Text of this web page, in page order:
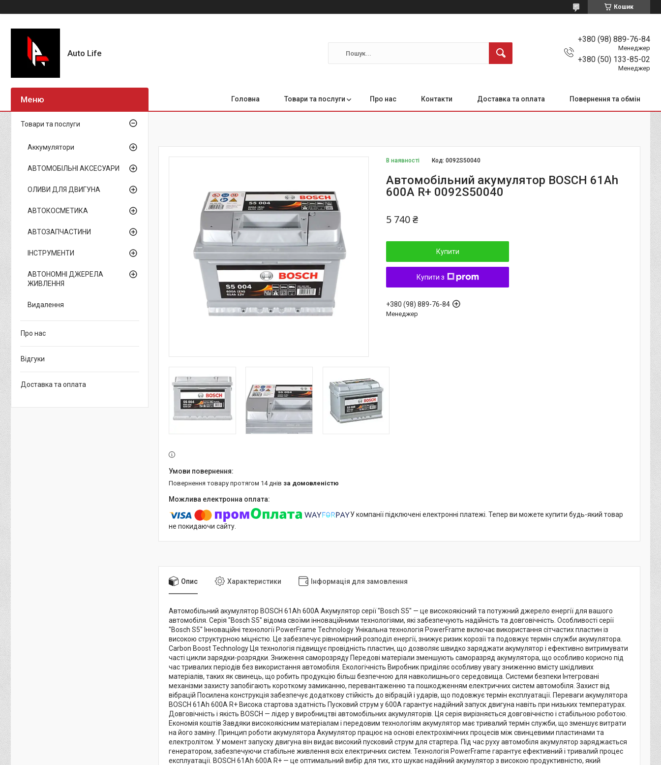
Кошик
Auto Life
+380 (98) 889-76-84
Менеджер
+380 (50) 133-85-02
Менеджер
Головна Товари та послуги Про нас Контакти Доставка та оплата Повернення та обмін
В наявності Код:0092S50040
Автомобільний акумулятор BOSCH 61Ah
600A R+ 0092S50040
5 740 ₴
Купити
Купити з
+380 (98) 889-76-84
Менеджер
повернення товару протягом 14 днів за домовленістю
У компанії підключені електронні платежі. Тепер ви можете купити будь-який товар
не покидаючи сайту.
Опис Характеристики Інформація для замовлення
Автомобільний акумулятор BOSCH 61Ah 600A Акумулятор серії "Bosch S5" — це високоякісний та потужний джерело енергії для вашого
автомобіля. Серія "Bosch S5" відома своїми інноваційними технологіями, які забезпечують надійність та довговічність. Особливості серії
"Bosch S5" Інноваційні технології PowerFrame Technology Унікальна технологія PowerFrame включає використання сітчастих пластин із
високою структурною міцністю. Це забезпечує рівномірний розподіл енергії, знижує ризик корозії та подовжує термін служби акумулятора.
Carbon Boost Technology Ця технологія підвищує провідність пластин, що дозволяє швидко заряджати акумулятор і ефективно витримувати
часті цикли зарядки-розрядки. Зниження саморозряду Передові матеріали зменшують саморазряд акумулятора, що особливо корисно під
час тривалих періодів без використання автомобіля. Екологічність Виробник приділяє особливу увагу зниженню вмісту шкідливих
матеріалів, таких як свинець, що робить продукцію більш безпечною для навколишнього середовища. Системи безпеки Інтегровані
механізми захисту запобігають короткому замиканню, перевантаженню та пошкодженням електричних систем автомобіля. Захист від
вібрацій Посилена конструкція забезпечує додаткову стійкість до вібрацій і ударів, що подовжує термін експлуатації. Переваги акумулятора
BOSCH 61Ah 600A R+ Висока стартова здатність Пусковий струм у 600A гарантує надійний запуск двигуна навіть при низьких температурах.
Довговічність і якість BOSCH — лідер у виробництві автомобільних акумуляторів. Ця серія вирізняється довговічністю і стабільною роботою.
Економія коштів Завдяки високоякісним матеріалам і передовим технологіям акумулятор має тривалий термін служби, що зменшує витрати
на його заміну. Принцип роботи акумулятора Акумулятор працює на основі електрохімічних процесів між свинцевими пластинами та
електролітом. У момент запуску двигуна він видає високий пусковий струм для стартера. Під час руху автомобіля акумулятор заряджається
генератором, забезпечуючи стабільне живлення всіх електричних систем. Технологія PowerFrame гарантує ефективний і тривалий процес
експлуатації. BOSCH 61Ah 600A R+ — це оптимальний вибір для тих, хто шукає надійний акумулятор з високою продуктивністю, який
Товари та послуги
Аккумулятори
АВТОМОБІЛЬНІ АКСЕСУАРИ
ОЛИВИ ДЛЯ ДВИГУНА
АВТОКОСМЕТИКА
АВТОЗАПЧАСТИНИ
ІНСТРУМЕНТИ
АВТОНОМНІ ДЖЕРЕЛА
ЖИВЛЕННЯ
Видалення
Про нас
Відгуки
Доставка та оплата